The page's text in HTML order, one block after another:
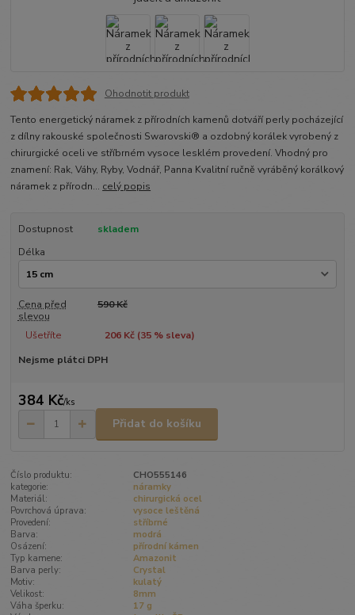
Ohodnotit produkt
Tento energetický náramek z přírodních kamenů dotváří perly pocházející
z dílny rakouské společnosti Swarovski® a ozdobný korálek vyrobený z
chirurgické oceli ve stříbrném vysoce lesklém provedení. Vhodný pro
znamení: Rak, Váhy, Ryby, Vodnář, Panna Kvalitní ručně vyráběný korálkový
náramek z přírodn... celý popis
Dostupnost
skladem
Délka
Cena před
slevou
590 Kč
Ušetříte 206 Kč (35% sleva)
Nejsme plátci DPH
384 Kč/ks
Přidat do košíku
Číslo produktu:
CHO555146
kategorie:
náramky
Materiál:
chirurgická ocel
Povrchová úprava:
vysoce leštěná
Provedení:
stříbrné
Barva:
modrá
Osázení:
přírodní kámen
Typ kamene:
Amazonit
Barva perly:
Crystal
Motiv:
kulatý
Velikost:
8mm
Váha šperku:
17 g